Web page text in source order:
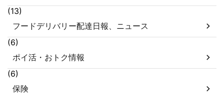
(13)
フードデリバリー配達日報、ニュース
(6)
ポイ活・おトク情報
(6)
保険